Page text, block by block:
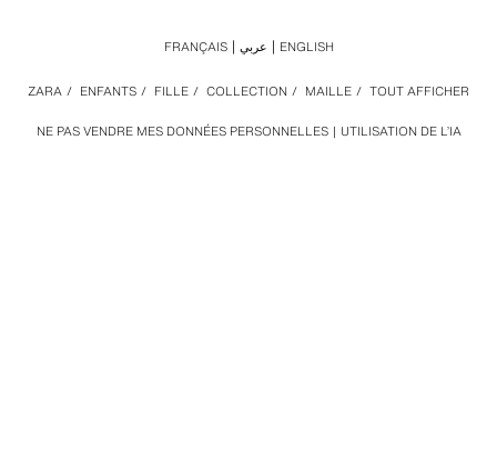
NE PAS VENDRE MES DONNÉES PERSONNELLES UTILISATION DE L’IA
ZARA / ENFANTS / FILLE / COLLECTION / MAILLE / TOUT AFFICHER
FRANÇAIS عربي ENGLISH